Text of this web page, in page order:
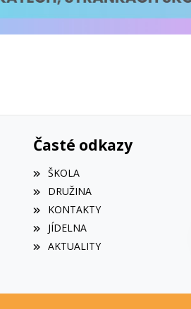
Časté odkazy
ŠKOLA
DRUŽINA
KONTAKTY
JÍDELNA
AKTUALITY